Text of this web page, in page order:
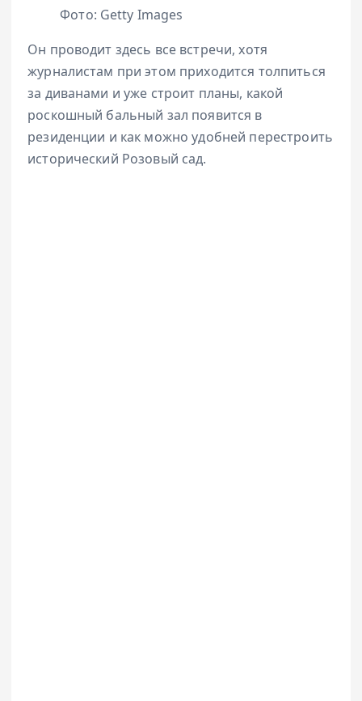
Фото: Getty Images
Он проводит здесь все встречи, хотя
журналистам при этом приходится толпиться
за диванами и уже строит планы, какой
роскошный бальный зал появится в
резиденции и как можно удобней перестроить
исторический Розовый сад.